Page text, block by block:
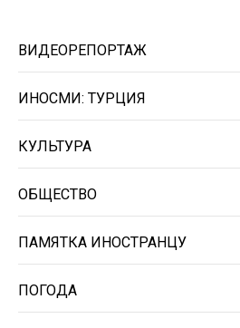
ВИДЕОРЕПОРТАЖ
ИНОСМИ: ТУРЦИЯ
КУЛЬТУРА
ОБЩЕСТВО
ПАМЯТКА ИНОСТРАНЦУ
ПОГОДА